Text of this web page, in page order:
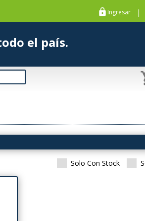
https Ingresar |
a todo el
Solo Con Stock